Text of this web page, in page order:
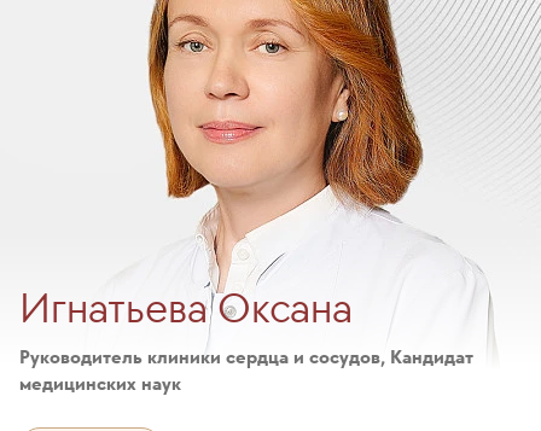
Игнатьева Оксана
Руководитель клиники сердца и сосудов, Кандидат
медицинских наук